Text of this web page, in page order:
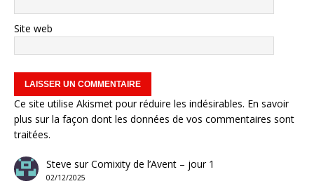
Site web
Ce site utilise Akismet pour réduire les indésirables. En savoir
plus sur la façon dont les données de vos commentaires sont
traitées.
Steve surComixity de l’Avent – jour 1
02/12/2025